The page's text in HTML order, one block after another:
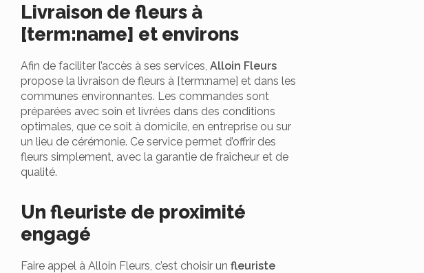
Livraison de fleurs à
[term:name] et environs
Afin de faciliter l’accès à ses services, Alloin Fleurs
propose la livraison de fleurs à [term:name] et dans les
communes environnantes. Les commandes sont
préparées avec soin et livrées dans des conditions
optimales, que ce soit à domicile, en entreprise ou sur
un lieu de cérémonie. Ce service permet d’offrir des
fleurs simplement, avec la garantie de fraîcheur et de
qualité.
Un fleuriste de proximité
engagé
Faire appel à Alloin Fleurs, c’est choisir un fleuriste